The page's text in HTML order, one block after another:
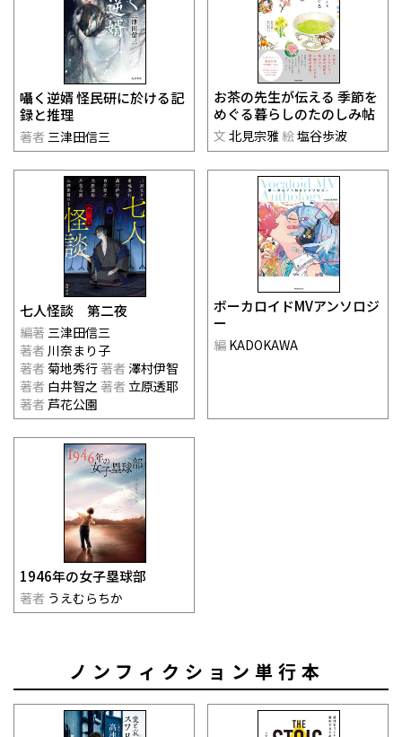
囁く逆婿 怪民研に於ける記
録と推理
著者 三津田信三
お茶の先生が伝える 季節を
めぐる暮らしのたのしみ帖
文 北見宗雅 絵塩谷歩波
七人怪談 第二夜
編著 三津田信三
著者 川奈まり子
著者 菊地秀行著者 澤村伊智
著者 白井智之 著者 立原透耶
著者 芦花公園
ボーカロイドMVアンソロジ
ー
編 KADOKAWA
1946年の女子塁球部
著者 うえむらちか
ノンフィクション単行本